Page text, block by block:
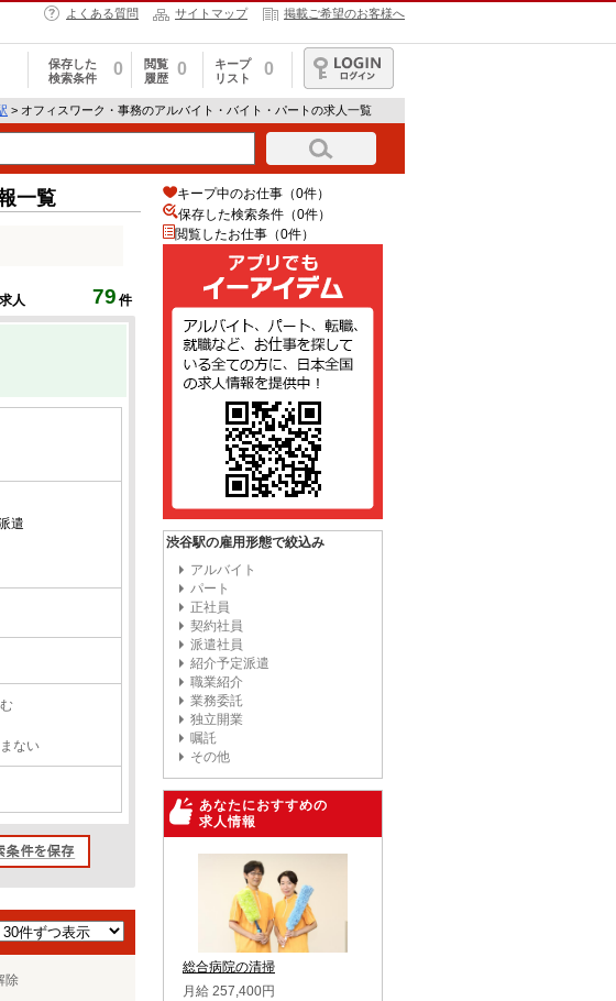
よくある質問 サイトマップ 掲載ご希望のお客様へ
保存した
検索条件
0
閲覧
履歴
0
キープ
リスト
0
ログイン
> オフィスワーク・事務のアルバイト・バイト・パートの求人一覧
一覧
人 79 件
遣
ない
除
キープ中のお仕事（0件）
保存した検索条件（0件）
閲覧したお仕事（0件）
渋谷駅の雇用形態で絞込み
アルバイト
パート
正社員
契約社員
派遣社員
紹介予定派遣
職業紹介
業務委託
独立開業
嘱託
その他
あなたにおすすめの
求人情報
総合病院の清掃
月給 257,400円